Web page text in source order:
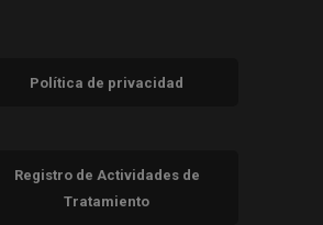
Política de privacidad
Registro de Actividades de
Tratamiento